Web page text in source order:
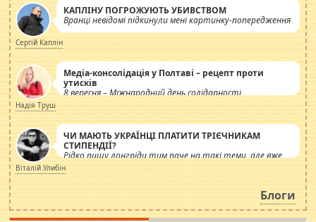
КАПЛІНУ ПОГРОЖУЮТЬ УБИВСТВОМ
Вранці невідомі підкинули мені картинку-попередження
Сергій Каплін
Медіа-консолідація у Полтаві – рецепт проти
утисків
8 вересня – Міжнародний день солідарності
журналістів.
Надія Труш
ЧИ МАЮТЬ УКРАЇНЦІ ПЛАТИТИ ТРІЄЧНИКАМ
СТИПЕНДІЇ?
Рідко пишу лонгріди тим паче на такі теми, але вже
просто дістало! Обурюють сьогоднішні інсенуації
навколо стипендіального питання. Штучно
роздувається ще одна соціальна катастрофа.
Віталій Улибін
Блоги